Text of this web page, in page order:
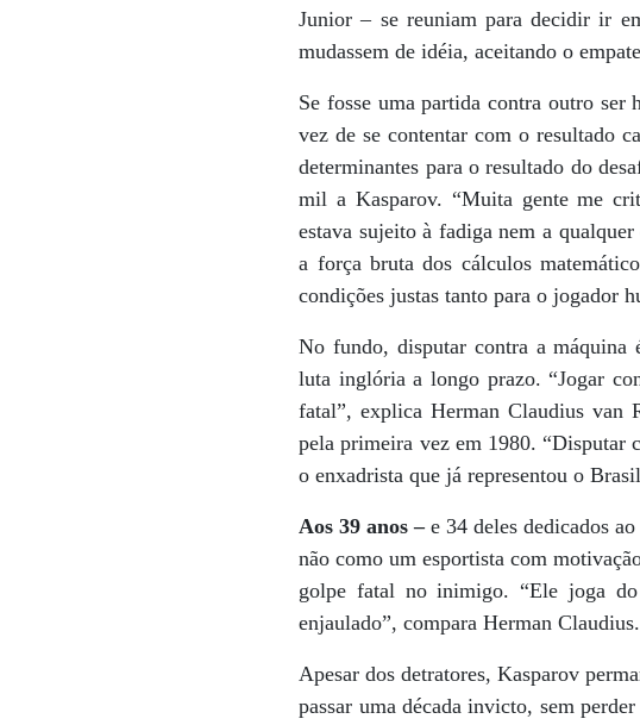
Junior – se reuniam para decidir ir
mudassem de idéia, aceitando o
Se fosse uma partida contra outro ser
vez de se contentar com o resultado
determinantes para o resultado do
mil a Kasparov. “Muita gente me
estava sujeito à fadiga nem a
a força bruta dos cálculos
condições justas tanto para o jogador
No fundo, disputar contra a
luta inglória a longo prazo. “Jogar
fatal”, explica Herman Claudius van
pela primeira vez em 1980. “Disputar
o enxadrista que já representou o
Aos 39 anos –e 34 deles dedicados
não como um esportista com
golpe fatal no inimigo. “Ele joga
enjaulado”, compara Herman Claudius.
Apesar dos detratores, Kasparov
passar uma década invicto, sem